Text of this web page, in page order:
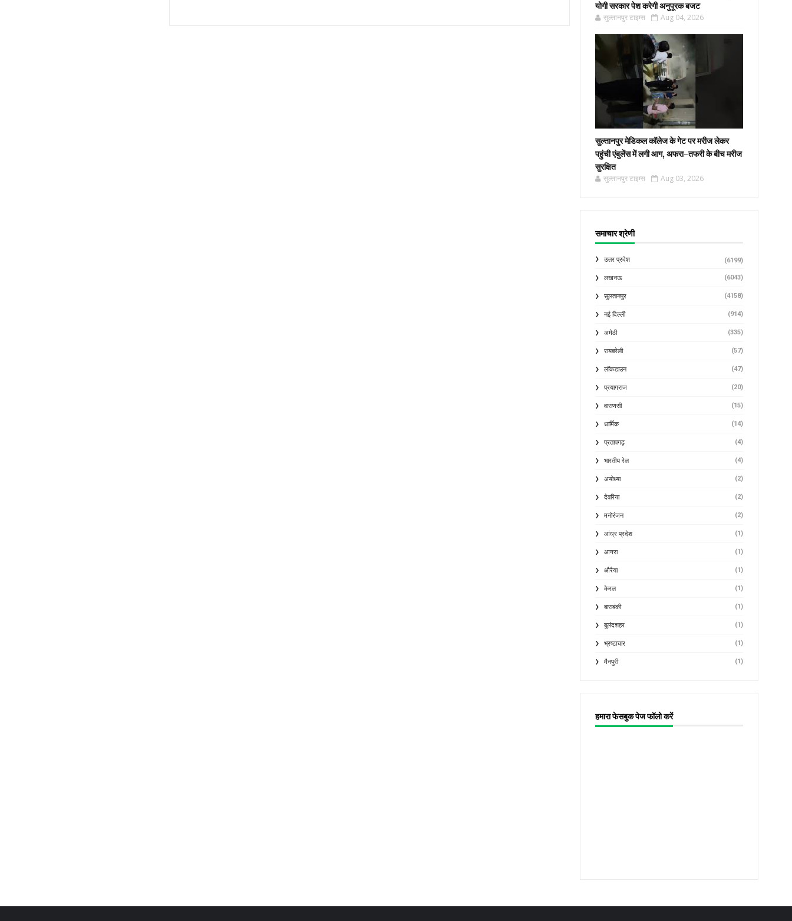
योगी सरकार पेश करेगी अनुपूरक बजट
सुल्तानपुर टाइम्स Aug 04, 2026
सुल्तानपुर मेडिकल कॉलेज के गेट पर मरीज लेकर
पहुंची एंबुलेंस में लगी आग, अफरा-तफरी के बीच मरीज
सुरक्षित
सुल्तानपुर टाइम्स Aug 03, 2026
समाचार श्रेणी
उत्तर प्रदेश (6199)
लखनऊ (6043)
सुलतानपुर (4158)
नई दिल्ली (914)
अमेठी (335)
रायबरेली (57)
लॉकडाउन (47)
प्रयागराज (20)
वाराणसी (15)
धार्मिक (14)
प्रतापगढ़ (4)
भारतीय रेल (4)
अयोध्या (2)
देवरिया (2)
मनोरंजन (2)
आंध्र प्रदेश (1)
आगरा (1)
औरैया (1)
केरल (1)
बाराबंकी (1)
बुलंदशहर (1)
भ्रष्टाचार (1)
मैनपुरी (1)
हमारा फेसबुक पेज फॉलो करें